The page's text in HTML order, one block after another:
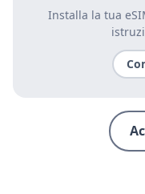
Installa la tua